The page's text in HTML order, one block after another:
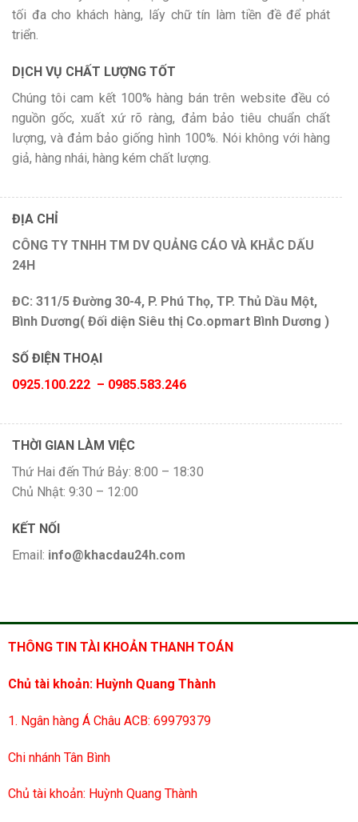
tối đa cho khách hàng, lấy chữ tín làm tiền đề để phát
triển.
DỊCH VỤ CHẤT LƯỢNG TỐT
Chúng tôi cam kết 100% hàng bán trên website đều có
nguồn gốc, xuất xứ rõ ràng, đảm bảo tiêu chuẩn chất
lượng, và đảm bảo giống hình 100%. Nói không với hàng
giả, hàng nhái, hàng kém chất lượng.
ĐỊA CHỈ
CÔNG TY TNHH TM DV QUẢNG CÁO VÀ KHẮC DẤU
24H
ĐC: 311/5 Đường 30-4, P. Phú Thọ, TP. Thủ Dầu Một,
Bình Dương( Đối diện Siêu thị Co.opmart Bình Dương )
SỐ ĐIỆN THOẠI
0925.100.222 – 0985.583.246
THỜI GIAN LÀM VIỆC
Thứ Hai đến Thứ Bảy: 8:00 – 18:30
Chủ Nhật: 9:30 – 12:00
KẾT NỐI
Email: info@khacdau24h.com
THÔNG TIN TÀI KHOẢN THANH TOÁN
Chủ tài khoản: Huỳnh Quang Thành
1. Ngân hàng Á Châu ACB: 69979379
Chi nhánh Tân Bình
Chủ tài khoản: Huỳnh Quang Thành